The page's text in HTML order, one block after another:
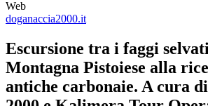
Web
doganaccia2000.it
Escursione tra i faggi
Montagna Pistoiese alla
antiche carbonaie. A cura